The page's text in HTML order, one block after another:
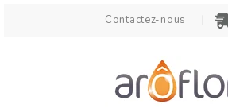
Contactez-nous